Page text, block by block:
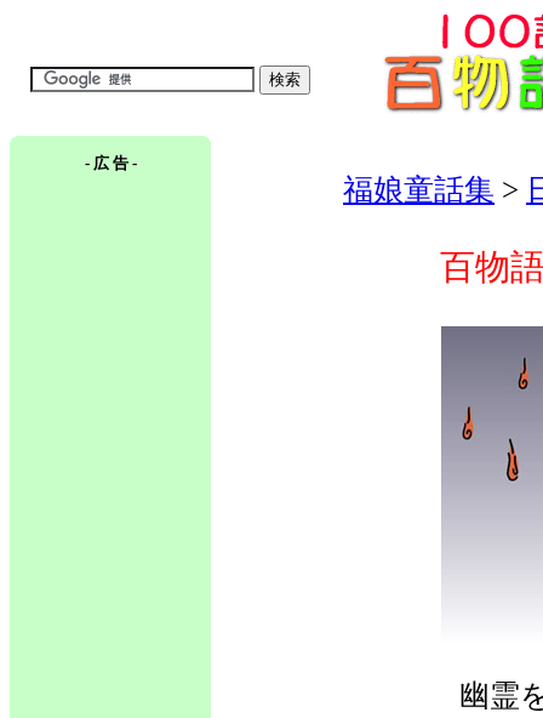
- 広 告 -
福娘童話集 >
百物
幽霊